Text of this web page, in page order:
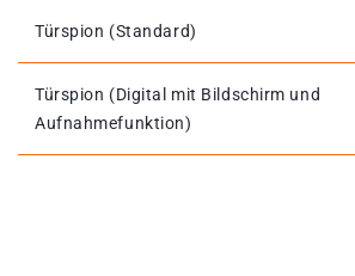
Türspion (Standard)
Türspion (Digital mit Bildschirm und
Aufnahmefunktion)